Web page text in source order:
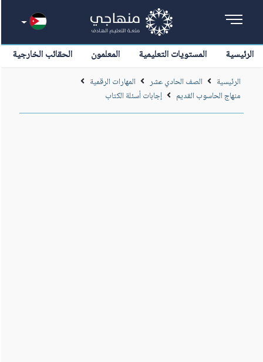
الرئيسية المستويات التعليمية المعلمون الحقائب الخارجية
الرئيسية الصف الحادي عشر
المهارات الرقمية
منهاج الحاسوب القديم
إجابات أسئلة الكتاب